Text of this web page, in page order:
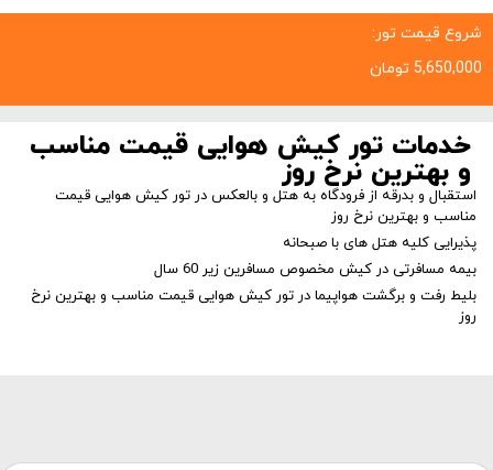
شروع قیمت تور:
5,650,000 تومان
خدمات تور کیش هوایی قیمت مناسب
و بهترین نرخ روز
استقبال و بدرقه از فرودگاه به هتل و بالعکس در تور کیش هوایی قیمت
مناسب و بهترین نرخ روز
پذیرایی کلیه هتل های با صبحانه
بیمه مسافرتی در کیش مخصوص مسافرین زیر 60 سال
بلیط رفت و برگشت هواپیما در تور کیش هوایی قیمت مناسب و بهترین نرخ
روز